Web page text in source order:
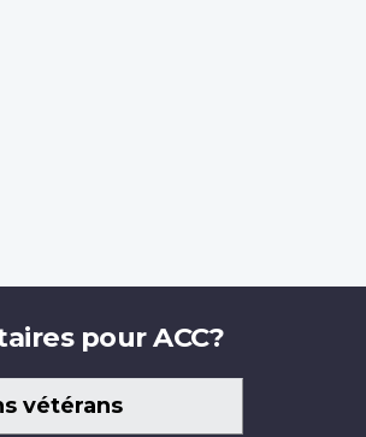
pour ACC?
vétérans